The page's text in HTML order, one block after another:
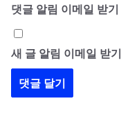
댓글 알림 이메일 받기
새 글 알림 이메일 받기